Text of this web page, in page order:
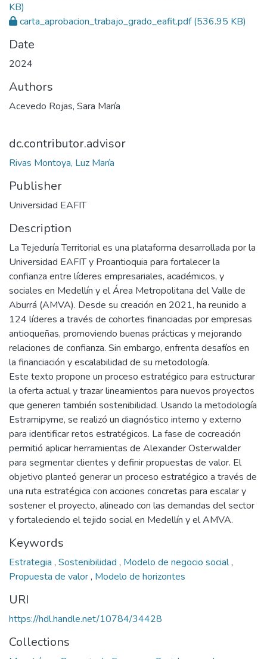
KB)
carta_aprobacion_trabajo_grado_eafit.pdf(536.95 KB)
Date
2024
Authors
Acevedo Rojas, Sara María
dc.contributor.advisor
Rivas Montoya, Luz María
Publisher
Universidad EAFIT
Description
La Tejeduría Territorial es una plataforma desarrollada por la
Universidad EAFIT y Proantioquia para fortalecer la
confianza entre líderes empresariales, académicos, y
sociales en Medellín y el Área Metropolitana del Valle de
Aburrá (AMVA). Desde su creación en 2021, ha reunido a
124 líderes a través de cohortes financiadas por empresas
antioqueñas, promoviendo buenas prácticas y mejorando
relaciones de confianza. Sin embargo, enfrenta desafíos en
la financiación y escalabilidad de su metodología.
Este texto propone un proceso estratégico para estructurar
la oferta actual y trazar lineamientos para nuevos proyectos
que generen también sostenibilidad. Usando la metodología
Estramipyme, se realizó un diagnóstico interno y externo
para identificar retos estratégicos. La fase de cocreación
permitió aplicar herramientas de Alexander Osterwalder
para segmentar clientes y definir propuestas de valor. El
objetivo planteó generar un proceso estratégico a través de
una ruta estratégica con acciones concretas para escalar y
sostener el proyecto, alineado con las demandas del sector
y fortaleciendo el tejido social en Medellín y el AMVA.
Keywords
Estrategia , Sostenibilidad , Modelo de negocio social,
Propuesta de valor, Modelo de horizontes
URI
https://hdl.handle.net/10784/34428
Collections